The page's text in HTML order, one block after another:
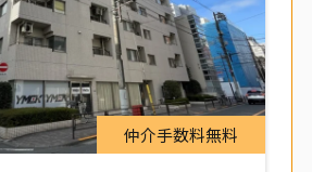
仲介手数料無料